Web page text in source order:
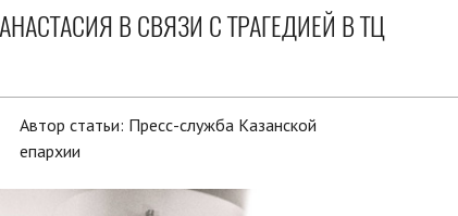
В СВЯЗИ С ТРАГЕДИЕЙ В ТЦ
Автор статьи: Пресс-служба Казанской
епархии